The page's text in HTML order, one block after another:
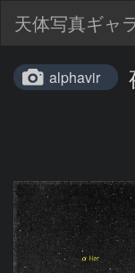
天体写真ギャ
alphavir